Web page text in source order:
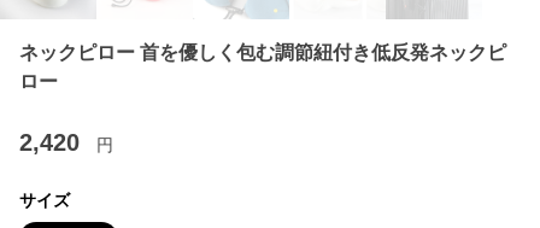
ネックピロー 首を優しく包む調節紐付き低反発ネックピ
ロー
2,420 円
サイズ